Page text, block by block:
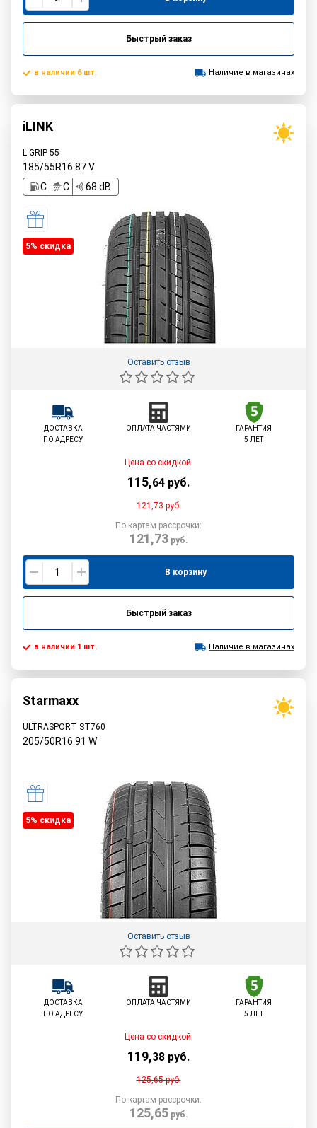
Быстрый заказ
в наличии 6 шт. Наличие в магазинах
iLINK
L-GRIP 55
185/55R16 87V
C
C 68 dB
5% cкидка
Оставить отзыв
ДОСТАВКА
ПО АДРЕСУ
ОПЛАТА ЧАСТЯМИ
ГАРАНТИЯ
5 ЛЕТ
Цена со скидкой:
115,64 руб.
121,73руб.
По картам рассрочки:
121,73руб.
В корзину
Быстрый заказ
в наличии 1 шт. Наличие в магазинах
Starmaxx
ULTRASPORT ST760
205/50R16 91 W
5% cкидка
Оставить отзыв
ДОСТАВКА
ПО АДРЕСУ
ОПЛАТА ЧАСТЯМИ
ГАРАНТИЯ
5 ЛЕТ
Цена со скидкой:
119,38 руб.
125,65руб.
По картам рассрочки:
125,65руб.